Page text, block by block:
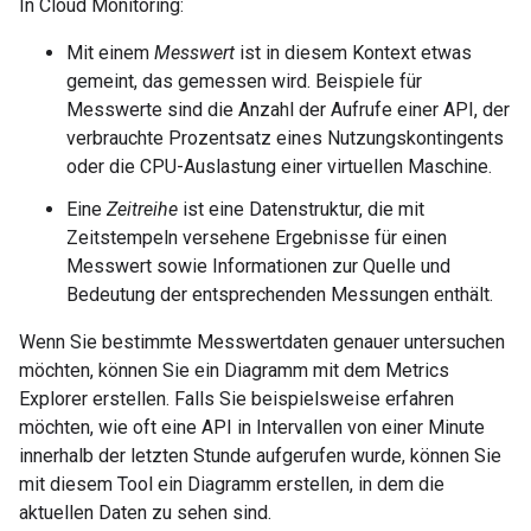
In Cloud Monitoring:
Mit einem Messwert ist in diesem Kontext etwas
gemeint, das gemessen wird. Beispiele für
Messwerte sind die Anzahl der Aufrufe einer API, der
verbrauchte Prozentsatz eines Nutzungskontingents
oder die CPU-Auslastung einer virtuellen Maschine.
Eine Zeitreihe ist eine Datenstruktur, die mit
Zeitstempeln versehene Ergebnisse für einen
Messwert sowie Informationen zur Quelle und
Bedeutung der entsprechenden Messungen enthält.
Wenn Sie bestimmte Messwertdaten genauer untersuchen
möchten, können Sie ein Diagramm mit dem Metrics
Explorer erstellen. Falls Sie beispielsweise erfahren
möchten, wie oft eine API in Intervallen von einer Minute
innerhalb der letzten Stunde aufgerufen wurde, können Sie
mit diesem Tool ein Diagramm erstellen, in dem die
aktuellen Daten zu sehen sind.